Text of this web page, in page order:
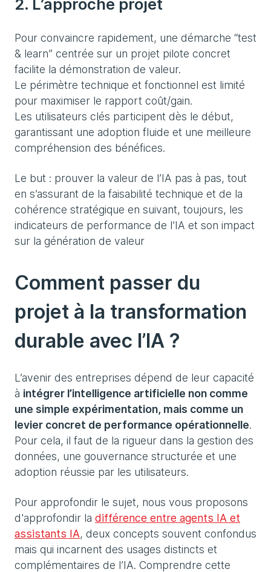
Pour convaincre rapidement, une démarche “test
& learn” centrée sur un projet pilote concret
facilite la démonstration de valeur.
Le périmètre technique et fonctionnel est limité
pour maximiser le rapport coût/gain.
Les utilisateurs clés participent dès le début,
garantissant une adoption fluide et une meilleure
compréhension des bénéfices.
Le but : prouver la valeur de l’IA pas à pas, tout
en s’assurant de la faisabilité technique et de la
cohérence stratégique en suivant, toujours, les
indicateurs de performance de l’IA et son impact
sur la génération de valeur
Comment passer du
projet à la transformation
durable avec l’IA ?
​L’avenir des entreprises dépend de leur capacité
à intégrer l’intelligence artificielle non comme
une simple expérimentation, mais comme un
levier concret de performance opérationnelle.
Pour cela, il faut de la rigueur dans la gestion des
données, une gouvernance structurée et une
adoption réussie par les utilisateurs.
Pour approfondir le sujet, nous vous proposons
d'approfondir la différence entre agents IA et
assistants IA, deux concepts souvent confondus
mais qui incarnent des usages distincts et
complémentaires de l’IA. Comprendre cette